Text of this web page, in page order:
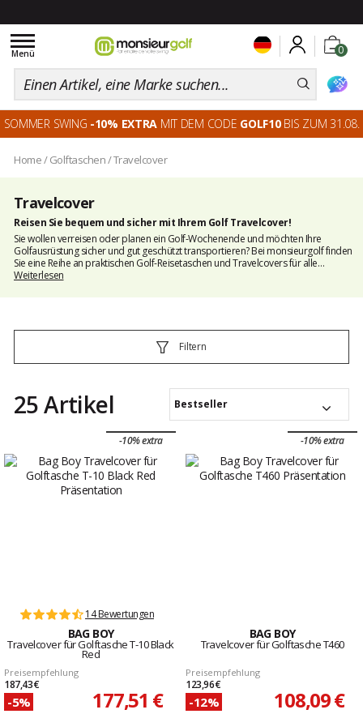
0
Toggle
navigation
Menü
SOMMER SWING -10% EXTRA MIT DEM CODE GOLF10BIS ZUM 31.08.
Home/ Golftaschen/Travelcover
Travelcover
Reisen Sie bequem und sicher mit Ihrem Golf Travelcover!
Sie wollen verreisen oder planen ein Golf-Wochenende und möchten Ihre
Golfausrüstung sicher und gut geschützt transportieren? Bei monsieurgolffinden
Sie eine Reihe an praktischen Golf-Reisetaschen und Travelcovers für alle
Gelegenheiten und Anforderungen, angefangen von
Taschen und Schutzhüllen, die Sie in unserem Onlineshop fürGolftaschenfinden,
Weiterlesen
Filtern
25 Artikel Bestseller
-10% extra
14 Bewertungen
BAG BOY
Travelcover für Golftasche T-10 Black
Red
Preisempfehlung
187,43 €
-5% 177,51 €
-10% extra
BAG BOY
Travelcover für Golftasche T460
Preisempfehlung
123,96 €
-12% 108,09 €